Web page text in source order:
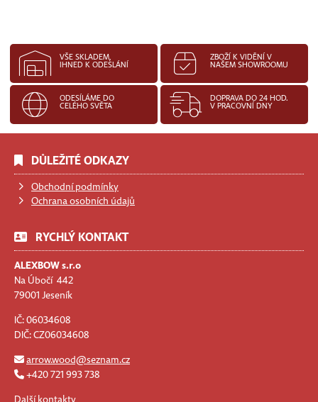
VŠE SKLADEM,
IHNED K ODESLÁNÍ
ZBOŽÍ K VIDĚNÍ V
NAŠEM SHOWROOMU
ODESÍLÁME DO
CELÉHO SVĚTA
DOPRAVA DO 24 HOD.
V PRACOVNÍ DNY
DŮLEŽITÉ ODKAZY
Obchodní podmínky
Ochrana osobních údajů
RYCHLÝ KONTAKT
ALEXBOW s.r.o
Na Úbočí 442
79001 Jeseník
IČ: 06034608
DIČ: CZ06034608
arrow.wood@seznam.cz
+420 721 993 738